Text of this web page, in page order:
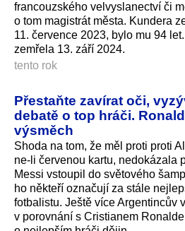
francouzského velvyslanectví či
o tom magistrát města. Kundera
11. července 2023, bylo mu 94
zemřela 13. září 2024.
tento rok
Přestaňte zavírat oči,
debatě o top hráči.
výsměch
Shoda na tom, že měl proti proti
ne-li červenou kartu, nedokázala
Messi vstoupil do světového
ho někteří označují za stále
fotbalistu. Ještě více Argentincův
v porovnání s Cristianem